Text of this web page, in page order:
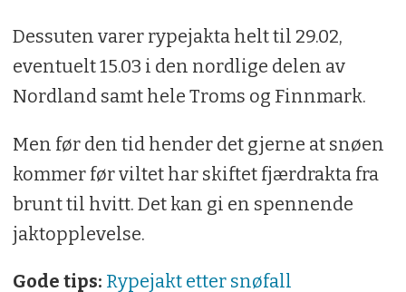
Dessuten varer rypejakta helt til 29.02,
eventuelt 15.03 i den nordlige delen av
Nordland samt hele Troms og Finnmark.
Men før den tid hender det gjerne at snøen
kommer før viltet har skiftet fjærdrakta fra
brunt til hvitt. Det kan gi en spennende
jaktopplevelse.
Gode tips: Rypejakt etter snøfall